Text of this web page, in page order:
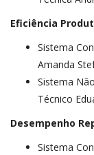
Eficiência
Sistema
Amanda
Sistema
Técnico
Desempenho
Sistema